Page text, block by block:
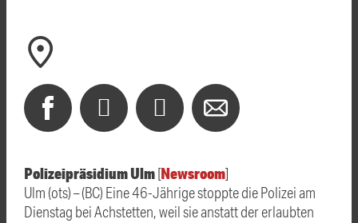
Polizeipräsidium Ulm[Newsroom]
Ulm (ots) – (BC) Eine 46-Jährige stoppte die Polizei am
Dienstag bei Achstetten, weil sie anstatt der erlaubten